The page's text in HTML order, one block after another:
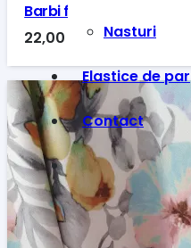
Nasturi
Elastice de par
Contact
Barbi floral pastel 2
22,00